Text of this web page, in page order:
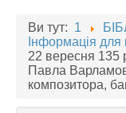
Ви тут: 1
Інформація для
22 вересня 135
Павла
композитора,